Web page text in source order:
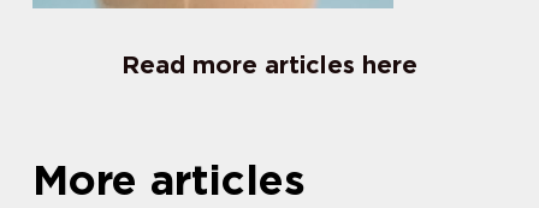
Read more articles here
More articles